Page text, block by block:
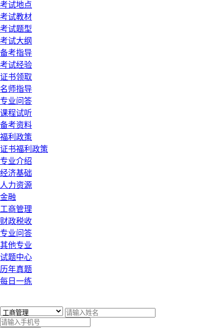
考试地点
考试教材
考试题型
考试大纲
备考指导
考试经验
证书领取
名师指导
专业问答
课程试听
备考资料
福利政策
证书福利政策
专业介绍
经济基础
人力资源
金融
工商管理
财政税收
专业问答
其他专业
试题中心
历年真题
每日一练